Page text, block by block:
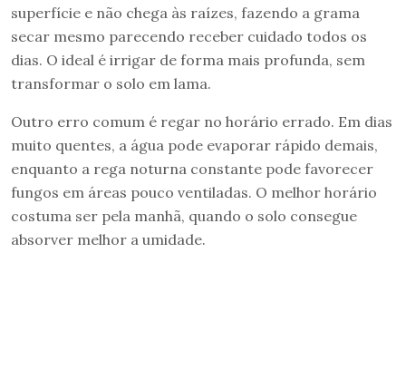
superfície e não chega às raízes, fazendo a grama
secar mesmo parecendo receber cuidado todos os
dias. O ideal é irrigar de forma mais profunda, sem
transformar o solo em lama.
Outro erro comum é regar no horário errado. Em dias
muito quentes, a água pode evaporar rápido demais,
enquanto a rega noturna constante pode favorecer
fungos em áreas pouco ventiladas. O melhor horário
costuma ser pela manhã, quando o solo consegue
absorver melhor a umidade.